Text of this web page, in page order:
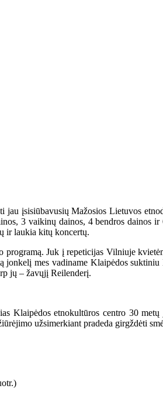
įsisiūbavusių Mažosios Lietuvos
3 vaikinų dainos, 4 bendros dainos
ir laukia kitų koncertų.
Juk į repeticijas Vilniuje
jonkelį mes vadiname Klaipėdos
jų – žavųjį Reilenderį.
Klaipėdos etnokultūros centro 30
užsimerkiant pradeda girgždėti